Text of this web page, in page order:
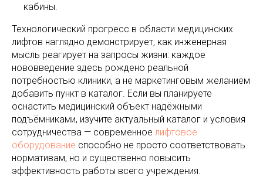
кабины.
Технологический прогресс в области медицинских
лифтов наглядно демонстрирует, как инженерная
мысль реагирует на запросы жизни: каждое
нововведение здесь рождено реальной
потребностью клиники, а не маркетинговым желанием
добавить пункт в каталог. Если вы планируете
оснастить медицинский объект надёжными
подъёмниками, изучите актуальный каталог и условия
сотрудничества — современное лифтовое
оборудование способно не просто соответствовать
нормативам, но и существенно повысить
эффективность работы всего учреждения.